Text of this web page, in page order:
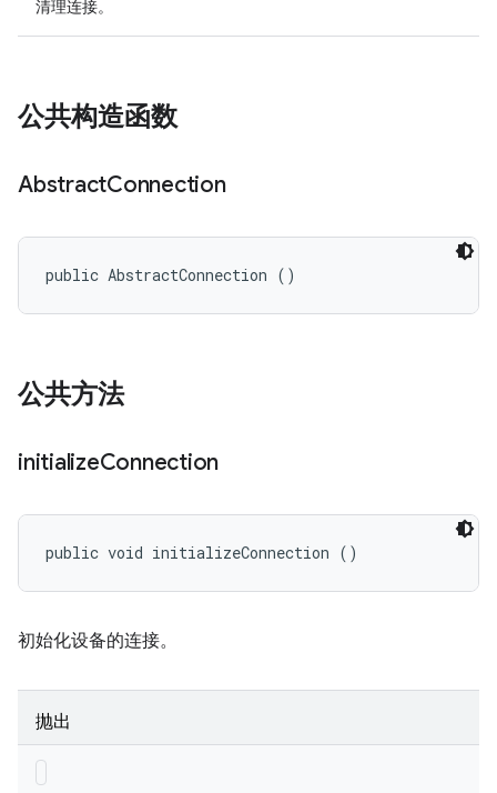
清理连接。
公共构造函数
AbstractConnection
public AbstractConnection ()
公共方法
initializeConnection
public void initializeConnection ()
初始化设备的连接。
抛出